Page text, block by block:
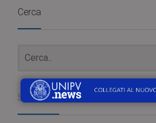
Cerca
Social Box